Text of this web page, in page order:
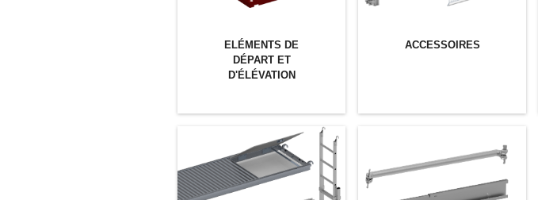
ELÉMENTS DE
DÉPART ET
D'ÉLÉVATION
ACCESSOIRES